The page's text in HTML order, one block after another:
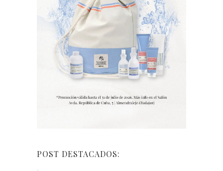
POST DESTACADOS: